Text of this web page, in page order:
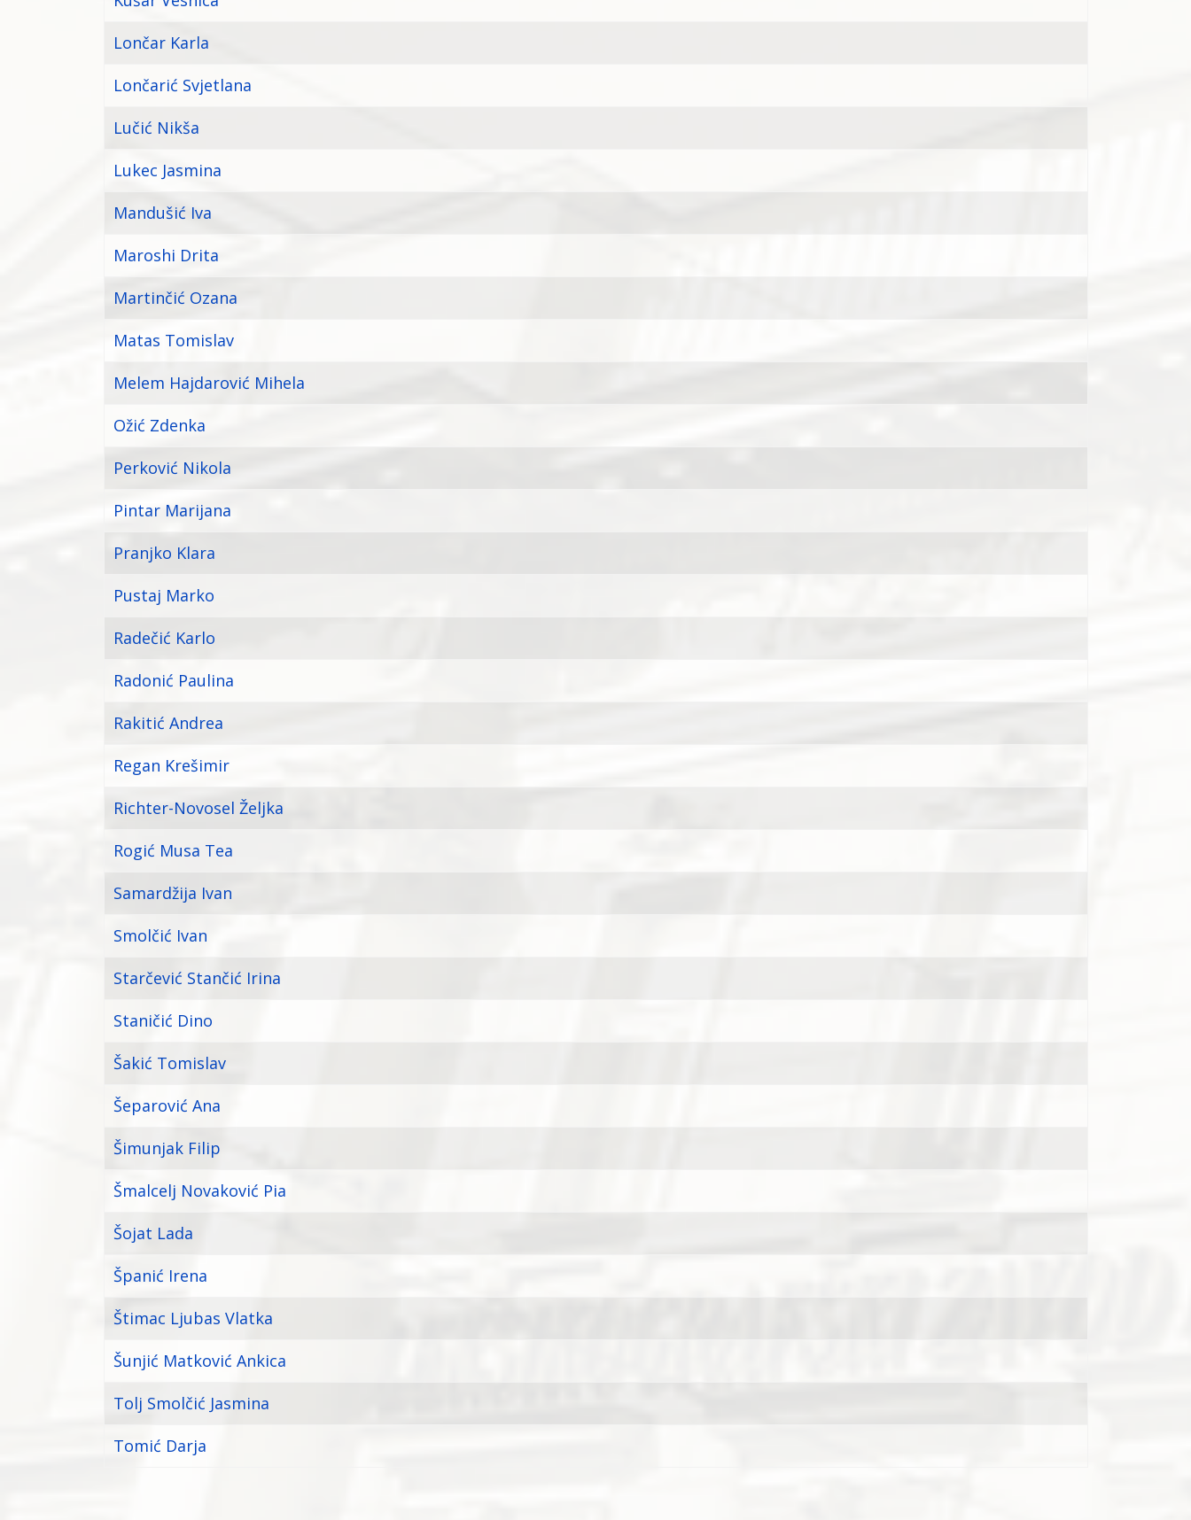
Lončar Karla
Lončarić Svjetlana
Lučić Nikša
Lukec Jasmina
Mandušić Iva
Maroshi Drita
Martinčić Ozana
Matas Tomislav
Melem Hajdarović Mihela
Ožić Zdenka
Perković Nikola
Pintar Marijana
Pranjko Klara
Pustaj Marko
Radečić Karlo
Radonić Paulina
Rakitić Andrea
Regan Krešimir
Richter-Novosel Željka
Rogić Musa Tea
Samardžija Ivan
Smolčić Ivan
Starčević Stančić Irina
Staničić Dino
Šakić Tomislav
Šeparović Ana
Šimunjak Filip
Šmalcelj Novaković Pia
Šojat Lada
Španić Irena
Štimac Ljubas Vlatka
Šunjić Matković Ankica
Tolj Smolčić Jasmina
Tomić Darja